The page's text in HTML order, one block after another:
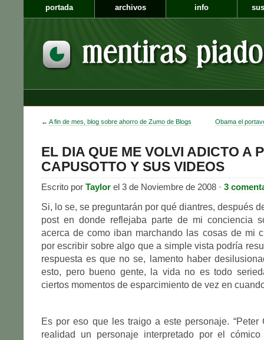
portada archivos info
← A fin de mes, blog sobre ahorro de Zumo de Blogs Obama el
EL DIA QUE ME VOLVI ADICTO A
CAPUSOTTO Y SUS VIDEOS
Escrito por Taylor el 3 de Noviembre de 2008 · 3
Si, lo se, se preguntarán por qué diantres, después
post en donde reflejaba parte de mi conciencia
acerca de como iban marchando las cosas de mi
por escribir sobre algo que a simple vista podría
respuesta es que no se, lamento haber
esto, pero bueno gente, la vida no es todo
ciertos momentos de esparcimiento de vez en
Es por eso que les traigo a este personaje. “Peter
realidad un personaje interpretado por el